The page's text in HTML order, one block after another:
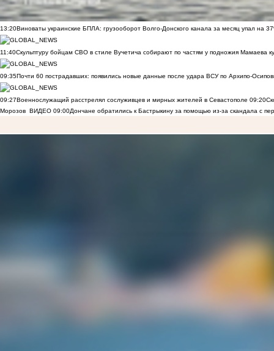
13:20Виноваты украинские БПЛА: грузооборот Волго-Донского канала за месяц упал на
11:40Скульптуру бойцам СВО в стиле Вучетича собирают по частям у подножия Мамаева
09:35Почти 60 пострадавших: появились новые данные после удара ВСУ по Архипо-
09:27Военнослужащий расстрелял сослуживцев и мирных жителей в Севастополе 09:20
Морозов ВИДЕО 09:00Дончане обратились к Бастрыкину за помощью из-за скандала с